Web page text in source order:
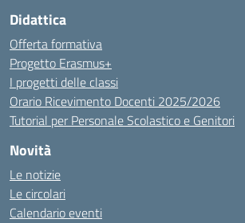
Didattica
Offerta formativa
Progetto Erasmus+
I progetti delle classi
Orario Ricevimento Docenti 2025/2026
Tutorial per Personale Scolastico e Genitori
Novità
Le notizie
Le circolari
Calendario eventi